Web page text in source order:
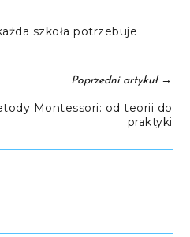
szkoła potrzebuje
Poprzedni artykuł→
Montessori: od teorii do
praktyki